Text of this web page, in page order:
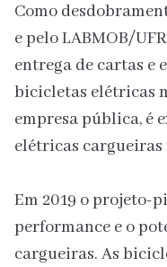
Como
e pelo LABMOB/
entrega de cartas e
bicicletas elétricas
empresa pública, é
elétricas cargueiras
Em 2019 o projeto-
performance e o
cargueiras. As